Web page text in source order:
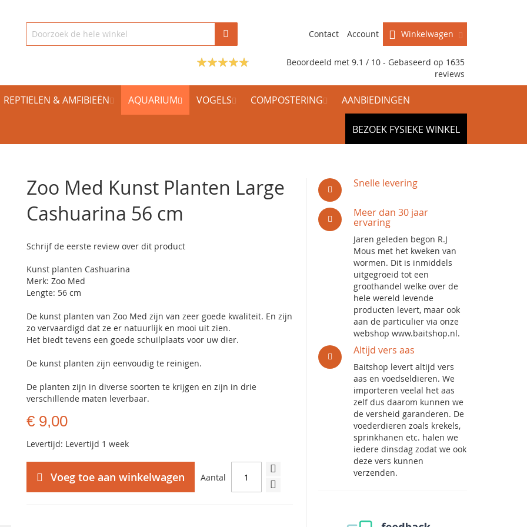
Winkelwagen
Contact Account
Beoordeeld met 9.1 / 10 - Gebaseerd op 1635
reviews
REPTIELEN & AMFIBIEËN AQUARIUM VOGELS COMPOSTERING AANBIEDINGEN
BEZOEK FYSIEKE WINKEL
Zoo Med Kunst Planten Large
Cashuarina 56 cm
Schrijf de eerste review over dit product
Kunst planten Cashuarina
Merk: Zoo Med
Lengte: 56 cm
De kunst planten van Zoo Med zijn van zeer goede kwaliteit. En zijn
zo vervaardigd dat ze er natuurlijk en mooi uit zien.
Het biedt tevens een goede schuilplaats voor uw dier.
De kunst planten zijn eenvoudig te reinigen.
De planten zijn in diverse soorten te krijgen en zijn in drie
verschillende maten leverbaar.
€ 9,00
Levertijd: Levertijd 1 week
Aantal
Voeg toe aan winkelwagen
Snelle levering
Meer dan 30 jaar
ervaring
Jaren geleden begon R.J
Mous met het kweken van
wormen. Dit is inmiddels
uitgegroeid tot een
groothandel welke over de
hele wereld levende
producten levert, maar ook
aan de particulier via onze
webshop www.baitshop.nl.
Altijd vers aas
Baitshop levert altijd vers
aas en voedseldieren. We
importeren veelal het aas
zelf dus daarom kunnen we
de versheid garanderen. De
voederdieren zoals krekels,
sprinkhanen etc. halen we
iedere dinsdag zodat we ook
deze vers kunnen
verzenden.